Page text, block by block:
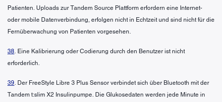
Patienten. Uploads zur Tandem Source Plattform erfordern eine Internet-
oder mobile Datenverbindung, erfolgen nicht in Echtzeit und sind nicht für die
Fernüberwachung von Patienten vorgesehen.
38. Eine Kalibrierung oder Codierung durch den Benutzer ist nicht
erforderlich.
39. Der FreeStyle Libre 3 Plus Sensor verbindet sich über Bluetooth mit der
Tandem t:slim X2 Insulinpumpe. Die Glukosedaten werden jede Minute in